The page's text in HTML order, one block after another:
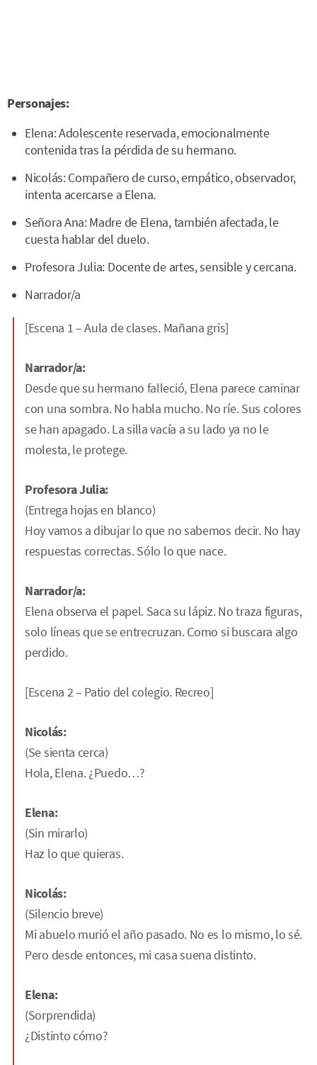
Personajes:
Elena: Adolescente reservada, emocionalmente
contenida tras la pérdida de su hermano.
Nicolás: Compañero de curso, empático, observador,
intenta acercarse a Elena.
Señora Ana: Madre de Elena, también afectada, le
cuesta hablar del duelo.
Profesora Julia: Docente de artes, sensible y cercana.
Narrador/a
[Escena 1 – Aula de clases. Mañana gris]
Narrador/a:
Desde que su hermano falleció, Elena parece caminar
con una sombra. No habla mucho. No ríe. Sus colores
se han apagado. La silla vacía a su lado ya no le
molesta, le protege.
Profesora Julia:
(Entrega hojas en blanco)
Hoy vamos a dibujar lo que no sabemos decir. No hay
respuestas correctas. Sólo lo que nace.
Narrador/a:
Elena observa el papel. Saca su lápiz. No traza figuras,
solo líneas que se entrecruzan. Como si buscara algo
perdido.
[Escena 2 – Patio del colegio. Recreo]
Nicolás:
(Se sienta cerca)
Hola, Elena. ¿Puedo…?
Elena:
(Sin mirarlo)
Haz lo que quieras.
Nicolás:
(Silencio breve)
Mi abuelo murió el año pasado. No es lo mismo, lo sé.
Pero desde entonces, mi casa suena distinto.
Elena:
(Sorprendida)
¿Distinto cómo?